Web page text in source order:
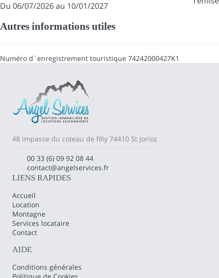
Du 06/07/2026 au 10/01/2027
Autres informations utiles
Numéro d´enregistrement touristique 74242000427K1
48 impasse du coteau de filly 74410 St Jorioz
00 33 (6) 09 92 08 44
contact@angelservices.fr
LIENS RAPIDES
Accueil
Location
Montagne
Services locataire
Contact
AIDE
Conditions générales